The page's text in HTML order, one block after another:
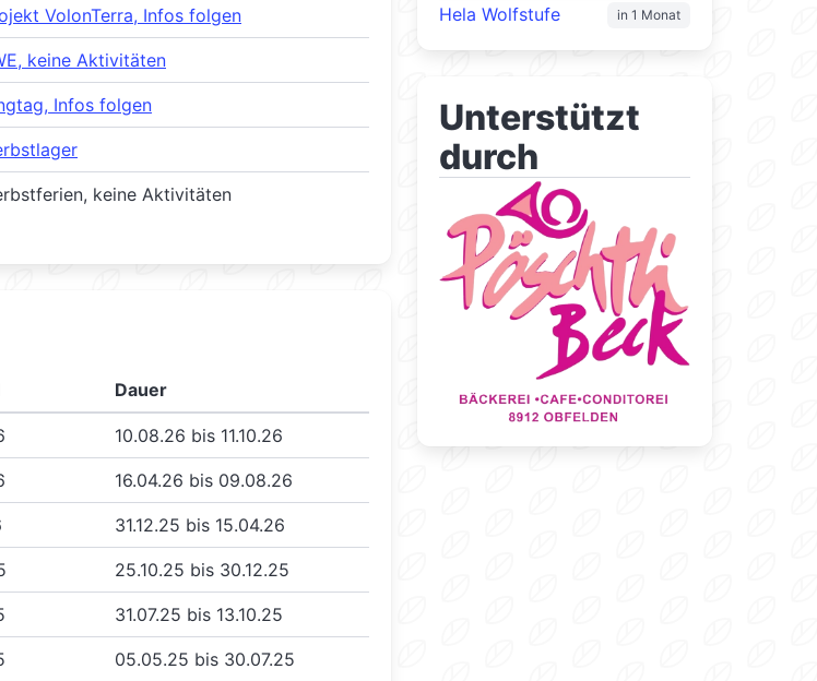
VolonTerra, Infos folgen
keine Aktivitäten
Infos folgen
keine Aktivitäten
Dauer
10.08.26 bis 11.10.26
16.04.26 bis 09.08.26
31.12.25 bis 15.04.26
25.10.25 bis 30.12.25
31.07.25 bis 13.10.25
05.05.25 bis 30.07.25
Hela Wolfstufe in 1 Monat
Unterstützt
durch